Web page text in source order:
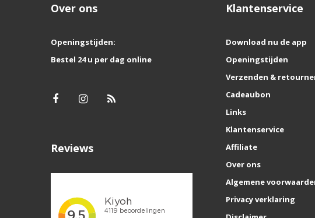
Over ons
Openingstijden:
Bestel 24 u per dag online
Reviews
Klantenservice
Download nu de app
Openingstijden
Verzenden &
Cadeaubon
Links
Klantenservice
Affiliate
Over ons
Algemene
Privacy verklaring